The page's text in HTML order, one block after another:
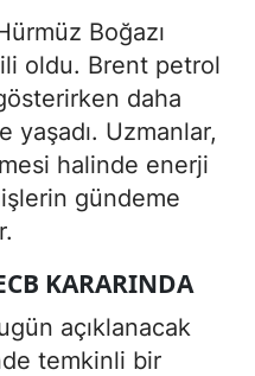
Boğazı
oldu. Brent petrol
daha
yaşadı. Uzmanlar,
halinde enerji
gündeme
KARARINDA
açıklanacak
temkinli bir